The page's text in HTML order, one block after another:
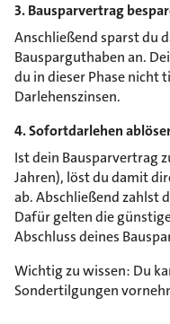
3. Bausparvertrag
Anschließend sparst du
Bausparguthaben an.
du in dieser Phase nicht
Darlehenszinsen.
4. Sofortdarlehen
Ist dein Bausparvertrag
Jahren), löst du damit
ab. Abschließend zahlst
Dafür gelten die
Abschluss deines
Wichtig zu wissen: Du
Sondertilgungen